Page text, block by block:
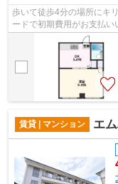
歩いて徒歩4分の場所にキ
ードで初期費用がお支払
駅利用ができて、電車での
賃貸 | マンション エ